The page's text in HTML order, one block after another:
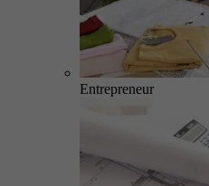
Entrepreneur